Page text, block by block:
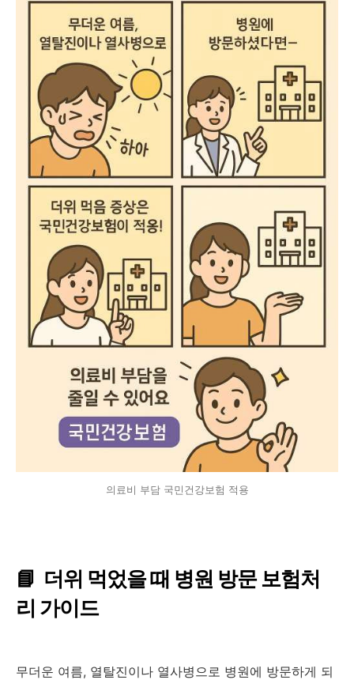
의료비 부담 국민건강보험 적용
📘 더위 먹었을 때 병원 방문 보험처
리 가이드
무더운 여름, 열탈진이나 열사병으로 병원에 방문하게 되